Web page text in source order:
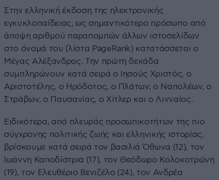
Στην ελληνική έκδοση της ηλεκτρονικής
εγκυκλοπαίδειας, ως σημαντικότερο πρόσωπο από
άποψη αριθμού παραπομπών άλλων ιστοσελίδων
στο όνομά του (λίστα PageRank) κατατάσσεται ο
Μέγας Αλέξανδρος. Την πρώτη δεκάδα
συμπληρώνουν κατά σειρά ο Ιησούς Χριστός, ο
Αριστοτέλης, ο Ηρόδοτος, ο Πλάτων, ο Ναπολέων, ο
Στράβων, ο Παυσανίας, ο Χίτλερ και ο Λινναίος.
Ειδικότερα, από πλευράς προσωπικοτήτων της πιο
σύγχρονης πολιτικής ζωής και ελληνικής ιστορίας,
βρίσκουμε κατά σειρά τον βασιλιά Όθωνα (12), τον
Ιωάννη Καποδίστρια (17), τον Θεόδωρο Κολοκοτρώνη
(19), τον Ελευθέριο Βενιζέλο (24), τον Ανδρέα